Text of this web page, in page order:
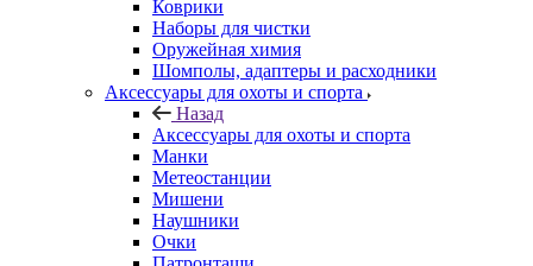
Коврики
Наборы для чистки
Оружейная химия
Шомполы, адаптеры и расходники
Аксессуары для охоты и спорта
Назад
Аксессуары для охоты и спорта
Манки
Метеостанции
Мишени
Наушники
Очки